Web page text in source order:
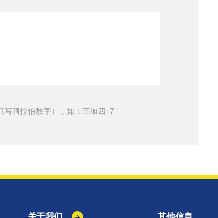
写阿拉伯数字），如：三加四=7